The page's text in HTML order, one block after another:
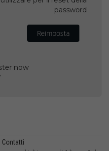
password
Reimposta
now
Contatti